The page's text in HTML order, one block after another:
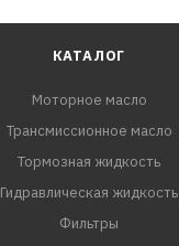
КАТАЛОГ
Моторное масло
Трансмиссионное масло
Тормозная жидкость
Гидравлическая жидкость
Фильтры